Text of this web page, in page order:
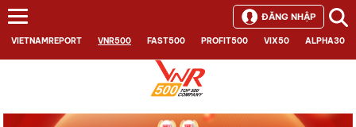
VIETNAMREPORT VNR500 FAST500 PROFIT500 VIX50 ALPHA30
ĐĂNG NHẬP